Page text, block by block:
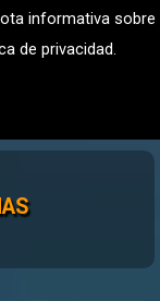
informativa sobre
de privacidad.
FINCAS